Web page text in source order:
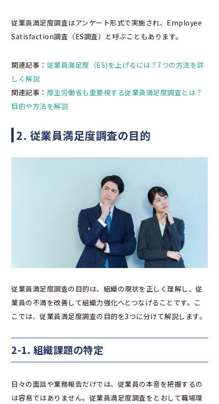
従業員満足度調査はアンケート形式で実施され、Employee
Satisfaction調査（ES調査）と呼ぶこともあります。
関連記事： 従業員満足度（ES)を上げるには？7つの方法を詳
しく解説
関連記事： 厚生労働省も重要視する従業員満足度調査とは？
目的や方法を解説
2. 従業員満足度調査の目的
従業員満足度調査の目的は、組織の現状を正しく理解し、従
業員の不満を改善して組織力強化へとつなげることです。こ
こでは、従業員満足度調査の目的を3つに分けて解説します。
2-1. 組織課題の特定
日々の面談や業務報告だけでは、従業員の本音を把握するの
は容易ではありません。従業員満足度調査をとおして職場環